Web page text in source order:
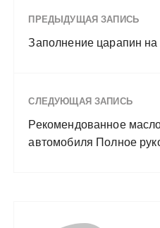
ПРЕДЫДУЩАЯ ЗАПИСЬ
Заполнение царапин на
СЛЕДУЮЩАЯ ЗАПИСЬ
Рекомендованное
автомобиля Полное